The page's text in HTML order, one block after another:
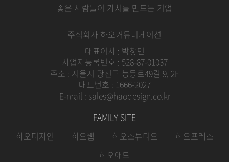
좋은 사람들이 가치를 만드는 기업
주식회사 하오커뮤니케이션
대표이사 : 박창민
사업자등록번호 : 528-87-01037
주소 : 서울시 광진구 능동로49길 9, 2F
대표번호 : 1666-2027
E-mail : sales@haodesign.co.kr
FAMILY SITE
하오디자인
하오웹 하오스튜디오
하오프레스
하오애드